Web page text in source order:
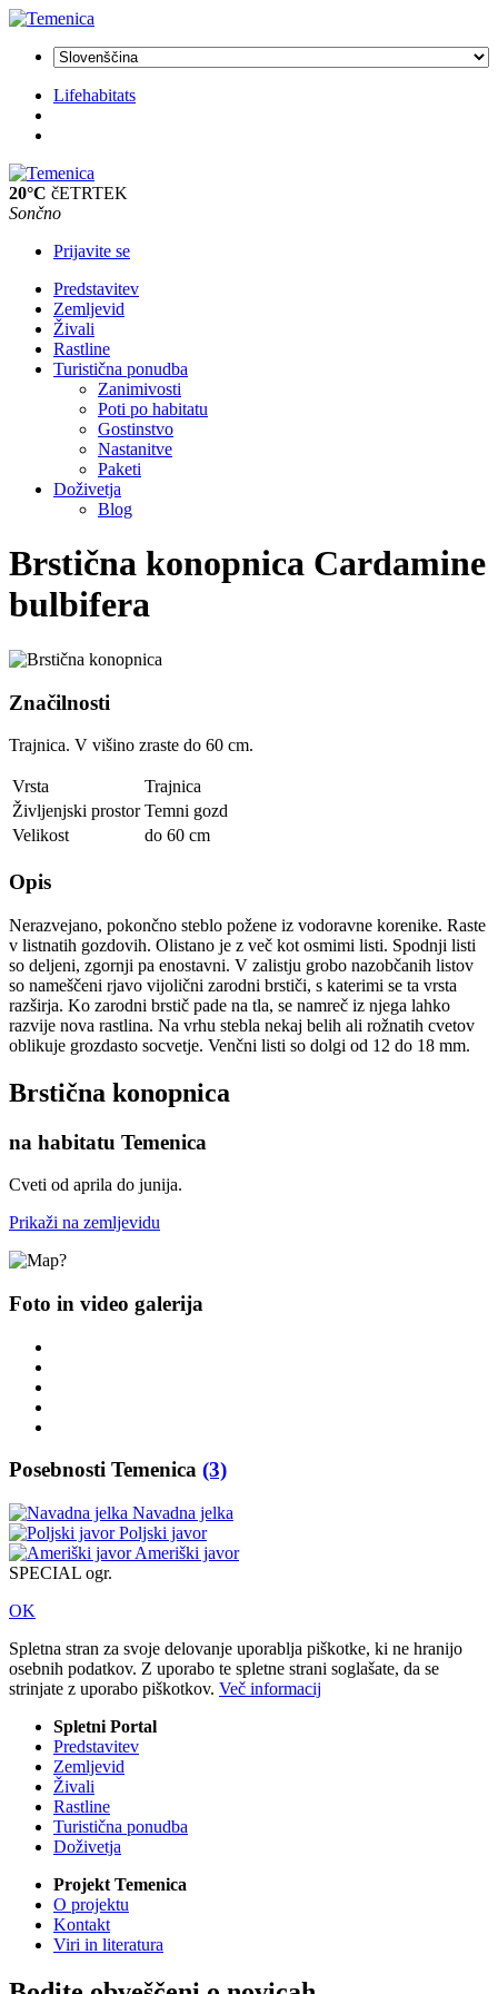
Lifehabitats
20°C čETRTEK
Sončno
Prijavite se
Predstavitev
Zemljevid
Živali
Rastline
Turistična ponudba
Zanimivosti
Poti po habitatu
Gostinstvo
Nastanitve
Paketi
Doživetja
Blog
Brstična konopnica Cardamine
bulbifera
Značilnosti
Trajnica. V višino zraste do 60 cm.
Vrsta
Trajnica
Življenjski prostor Temni gozd
Velikost
do 60 cm
Opis
Nerazvejano, pokončno steblo požene iz vodoravne korenike. Raste
v listnatih gozdovih. Olistano je z več kot osmimi listi. Spodnji listi
so deljeni, zgornji pa enostavni. V zalistju grobo nazobčanih listov
so nameščeni rjavo vijolični zarodni brstiči, s katerimi se ta vrsta
razširja. Ko zarodni brstič pade na tla, se namreč iz njega lahko
razvije nova rastlina. Na vrhu stebla nekaj belih ali rožnatih cvetov
oblikuje grozdasto socvetje. Venčni listi so dolgi od 12 do 18 mm.
Brstična konopnica
na habitatu Temenica
Cveti od aprila do junija.
Prikaži na zemljevidu
Foto in video galerija
Posebnosti Temenica (3)
Navadna jelka
Poljski javor
Ameriški javor
SPECIAL ogr.
OK
Spletna stran za svoje delovanje uporablja piškotke, ki ne hranijo
osebnih podatkov. Z uporabo te spletne strani soglašate, da se
strinjate z uporabo piškotkov. Več informacij
Spletni Portal
Predstavitev
Zemljevid
Živali
Rastline
Turistična ponudba
Doživetja
Projekt Temenica
O projektu
Kontakt
Viri in literatura